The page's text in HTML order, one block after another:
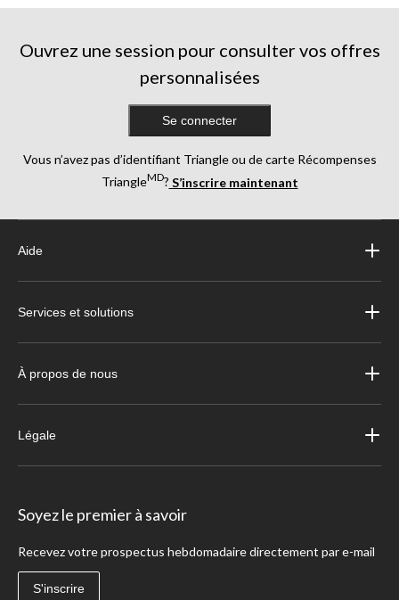
Ouvrez une session pour consulter vos offres
personnalisées
Se connecter
Vous n’avez pas d’identifiant Triangle ou de carte Récompenses
TriangleMD? S’inscrire maintenant
Aide
Services et solutions
À propos de nous
Légale
Soyez le premier à savoir
Recevez votre prospectus hebdomadaire directement par e-mail
S'inscrire